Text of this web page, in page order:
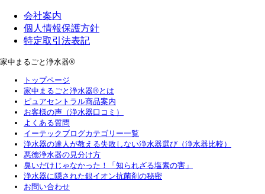
会社案内
個人情報保護方針
特定取引法表記
家中まるごと浄水器®
トップページ
家中まるごと浄水器®とは
ピュアセントラル商品案内
お客様の声（浄水器口コミ）
よくある質問
イーテックブログカテゴリー一覧
浄水器の達人が教える失敗しない浄水器選び（浄水器比較）
悪徳浄水器の見分け方
臭いだけじゃなかった！「知られざる塩素の害」
浄水器に隠された銀イオン抗菌剤の秘密
お問い合わせ